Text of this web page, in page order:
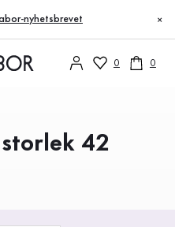
nyhetsbrevet ×
0 0
42